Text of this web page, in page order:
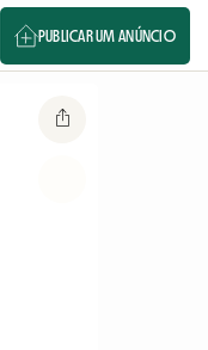
PUBLICAR UM ANÚNCIO